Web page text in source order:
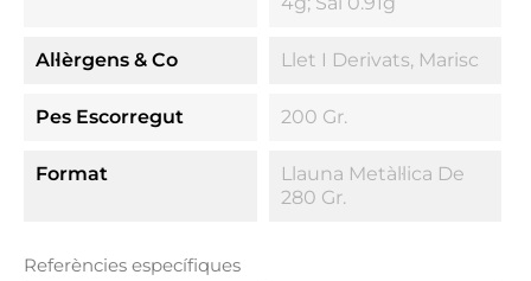
Al·lèrgens & Co Llet I Derivats, Marisc
Pes Escorregut 200 Gr.
Format
Llauna Metàl·lica De
280 Gr.
Referències específiques